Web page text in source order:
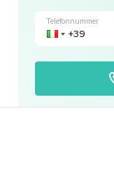
Telefonnummer